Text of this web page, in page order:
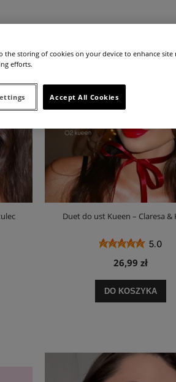
Duet do ust Kueen – Claresa &
5.0
26,99 zł
DO KOSZYKA
the storing of cookies on your device to enhance
efforts.
Accept All Cookies